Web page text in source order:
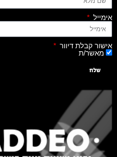
אימייל
אישור קבלת דיוור
מאשר/ת
שלח